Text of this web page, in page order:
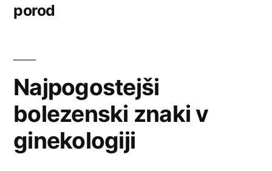
porod
Najpogostejši
bolezenski znaki v
ginekologiji